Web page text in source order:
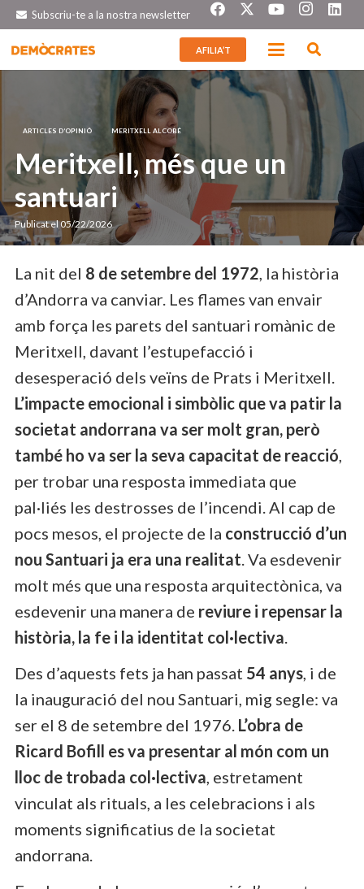
Subscriu-te a la nostra newsletter
AFILIA’T
ARTICLES D’OPINIÓ MERITXELL ALCOBÉ
Meritxell, més que un
santuari
Publicat el05/22/2026
La nit del 8 de setembre del 1972, la història
d’Andorra va canviar. Les flames van envair
amb força les parets del santuari romànic de
Meritxell, davant l’estupefacció i
desesperació dels veïns de Prats i Meritxell.
L’impacte emocional i simbòlic que va patir la
societat andorrana va ser molt gran, però
també ho va ser la seva capacitat de reacció,
per trobar una resposta immediata que
pal·liés les destrosses de l’incendi. Al cap de
pocs mesos, el projecte de la construcció d’un
nou Santuari ja era una realitat. Va esdevenir
molt més que una resposta arquitectònica, va
esdevenir una manera de reviure i repensar la
història, la fe i la identitat col·lectiva.
Des d’aquests fets ja han passat 54 anys, i de
la inauguració del nou Santuari, mig segle: va
ser el 8 de setembre del 1976. L’obra de
Ricard Bofill es va presentar al món com un
lloc de trobada col·lectiva, estretament
vinculat als rituals, a les celebracions i als
moments significatius de la societat
andorrana.